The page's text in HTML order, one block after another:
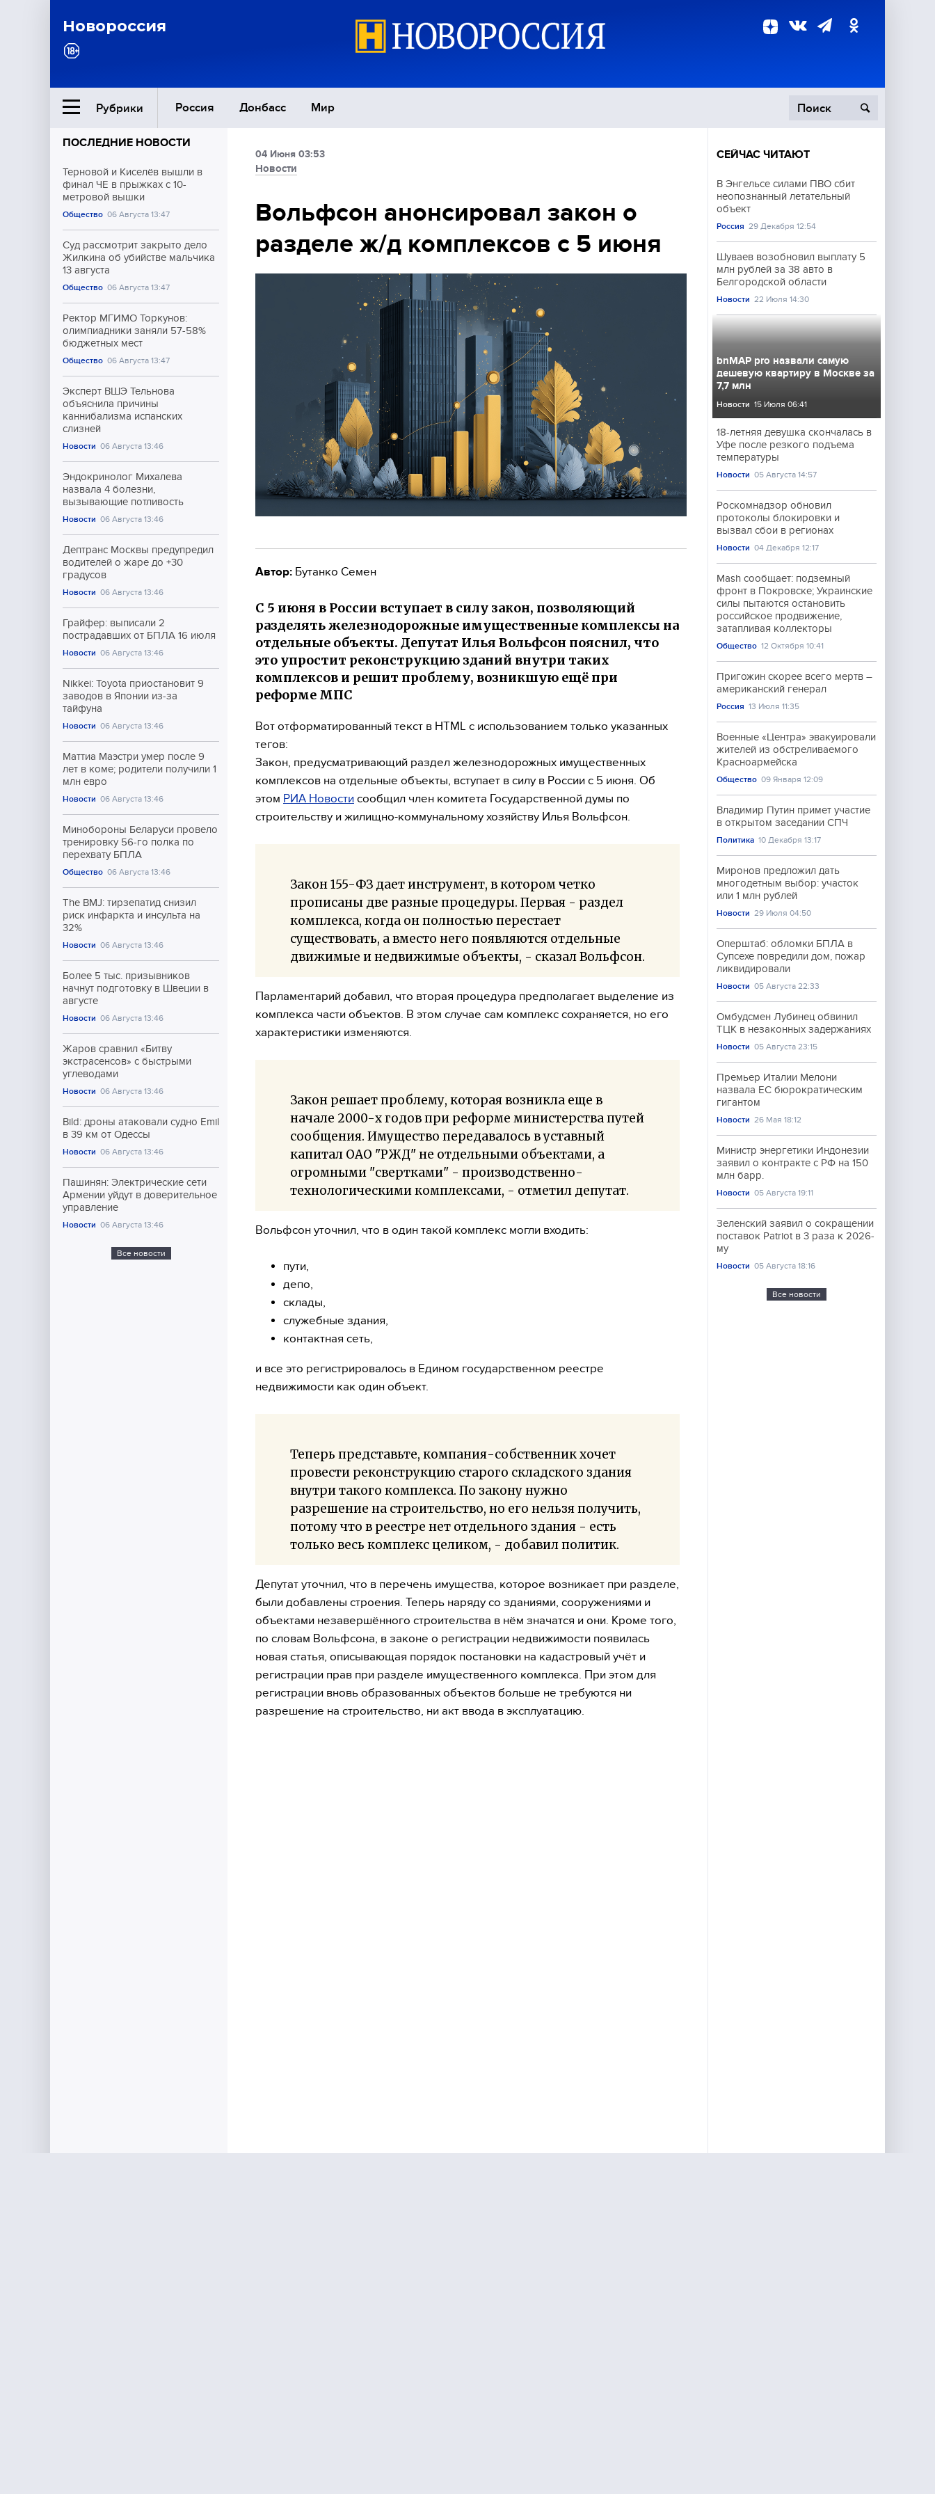
Новороссия
Рубрики Россия Донбасс Мир
Ближний Восток
Общество
Экономика
Происшествия
Культура
Спорт
ПОСЛЕДНИЕ НОВОСТИ
Терновой и Киселёв вышли в
финал ЧЕ в прыжках с 10-
метровой вышки
Общество 06 Августа 13:47
Суд рассмотрит закрыто дело
Жилкина об убийстве мальчика
13 августа
Общество 06 Августа 13:47
Ректор МГИМО Торкунов:
олимпиадники заняли 57-58%
бюджетных мест
Общество 06 Августа 13:47
Эксперт ВШЭ Тельнова
объяснила причины
каннибализма испанских
слизней
Новости 06 Августа 13:46
Эндокринолог Михалева
назвала 4 болезни,
вызывающие потливость
Новости 06 Августа 13:46
Дептранс Москвы предупредил
водителей о жаре до +30
градусов
Новости 06 Августа 13:46
Грайфер: выписали 2
пострадавших от БПЛА 16 июля
Новости 06 Августа 13:46
Nikkei: Toyota приостановит 9
заводов в Японии из-за
тайфуна
Новости 06 Августа 13:46
Маттиа Маэстри умер после 9
лет в коме; родители получили 1
млн евро
Новости 06 Августа 13:46
Минобороны Беларуси провело
тренировку 56-го полка по
перехвату БПЛА
Общество 06 Августа 13:46
The BMJ: тирзепатид снизил
риск инфаркта и инсульта на
32%
Новости 06 Августа 13:46
Более 5 тыс. призывников
начнут подготовку в Швеции в
августе
Новости 06 Августа 13:46
Жаров сравнил «Битву
экстрасенсов» с быстрыми
углеводами
Новости 06 Августа 13:46
Bild: дроны атаковали судно Emil
в 39 км от Одессы
Новости 06 Августа 13:46
Пашинян: Электрические сети
Армении уйдут в доверительное
управление
Новости 06 Августа 13:46
Все новости
04 Июня 03:53
Новости
Вольфсон анонсировал закон о
разделе ж/д комплексов с 5 июня
Автор: Бутанко Семен
С 5 июня в России вступает в силу закон, позволяющий
разделять железнодорожные имущественные комплексы на
отдельные объекты. Депутат Илья Вольфсон пояснил, что
это упростит реконструкцию зданий внутри таких
комплексов и решит проблему, возникшую ещё при
реформе МПС
Вот отформатированный текст в HTML с использованием только указанных
тегов:
Закон, предусматривающий раздел железнодорожных имущественных
комплексов на отдельные объекты, вступает в силу в России с 5 июня. Об
этом РИА Новости сообщил член комитета Государственной думы по
строительству и жилищно-коммунальному хозяйству Илья Вольфсон.
Закон 155-ФЗ дает инструмент, в котором четко
прописаны две разные процедуры. Первая - раздел
комплекса, когда он полностью перестает
существовать, а вместо него появляются отдельные
движимые и недвижимые объекты, - сказал Вольфсон.
Парламентарий добавил, что вторая процедура предполагает выделение из
комплекса части объектов. В этом случае сам комплекс сохраняется, но его
характеристики изменяются.
Закон решает проблему, которая возникла еще в
начале 2000-х годов при реформе министерства путей
сообщения. Имущество передавалось в уставный
капитал ОАО "РЖД" не отдельными объектами, а
огромными "свертками" - производственно-
технологическими комплексами, - отметил депутат.
Вольфсон уточнил, что в один такой комплекс могли входить:
пути,
депо,
склады,
служебные здания,
контактная сеть,
и все это регистрировалось в Едином государственном реестре
недвижимости как один объект.
Теперь представьте, компания-собственник хочет
провести реконструкцию старого складского здания
внутри такого комплекса. По закону нужно
разрешение на строительство, но его нельзя получить,
потому что в реестре нет отдельного здания - есть
только весь комплекс целиком, - добавил политик.
Депутат уточнил, что в перечень имущества, которое возникает при разделе,
были добавлены строения. Теперь наряду со зданиями, сооружениями и
объектами незавершённого строительства в нём значатся и они. Кроме того,
по словам Вольфсона, в законе о регистрации недвижимости появилась
новая статья, описывающая порядок постановки на кадастровый учёт и
регистрации прав при разделе имущественного комплекса. При этом для
регистрации вновь образованных объектов больше не требуются ни
разрешение на строительство, ни акт ввода в эксплуатацию.
СЕЙЧАС ЧИТАЮТ
В Энгельсе силами ПВО сбит
неопознанный летательный
объект
Россия 29 Декабря 12:54
Шуваев возобновил выплату 5
млн рублей за 38 авто в
Белгородской области
Новости 22 Июля 14:30
bnMAP pro назвали самую
дешевую квартиру в Москве за
7,7 млн
Новости 15 Июля 06:41
18-летняя девушка скончалась в
Уфе после резкого подъема
температуры
Новости 05 Августа 14:57
Роскомнадзор обновил
протоколы блокировки и
вызвал сбои в регионах
Новости 04 Декабря 12:17
Mash сообщает: подземный
фронт в Покровске; Украинские
силы пытаются остановить
российское продвижение,
затапливая коллекторы
Общество 12 Октября 10:41
Пригожин скорее всего мертв –
американский генерал
Россия 13 Июля 11:35
Военные «Центра» эвакуировали
жителей из обстреливаемого
Красноармейска
Общество 09 Января 12:09
Владимир Путин примет участие
в открытом заседании СПЧ
Политика 10 Декабря 13:17
Миронов предложил дать
многодетным выбор: участок
или 1 млн рублей
Новости 29 Июля 04:50
Оперштаб: обломки БПЛА в
Супсехе повредили дом, пожар
ликвидировали
Новости 05 Августа 22:33
Омбудсмен Лубинец обвинил
ТЦК в незаконных задержаниях
Новости 05 Августа 23:15
Премьер Италии Мелони
назвала ЕС бюрократическим
гигантом
Новости 26 Мая 18:12
Министр энергетики Индонезии
заявил о контракте с РФ на 150
млн барр.
Новости 05 Августа 19:11
Зеленский заявил о сокращении
поставок Patriot в 3 раза к 2026-
му
Новости 05 Августа 18:16
Все новости